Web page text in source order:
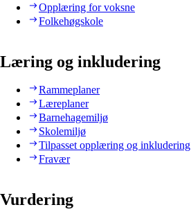
Opplæring for voksne
Folkehøgskole
Læring og inkludering
Rammeplaner
Læreplaner
Barnehagemiljø
Skolemiljø
Tilpasset opplæring og inkludering
Fravær
Vurdering